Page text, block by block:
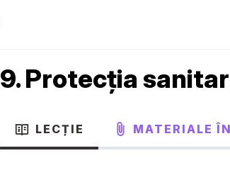
9. Protecția
LECȚIE MATERIALE